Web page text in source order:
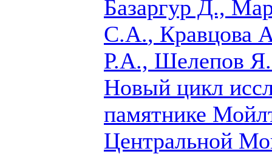
Базаргур Д.,
С.А., Кравцова
Р.А., Шелепов
Новый цикл
памятнике
Центральной